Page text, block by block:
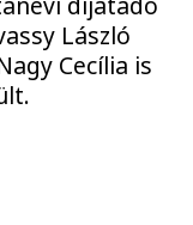
László
Cecília is